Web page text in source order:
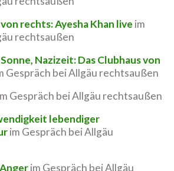
rechts: Ayesha Khan live im
rechtsaußen
Nazizeit: Das Clubhaus von
Gespräch bei Allgäu rechtsaußen
Gespräch bei Allgäu rechtsaußen
lebendiger
im Gespräch bei Allgäu
im Gespräch bei Allgäu